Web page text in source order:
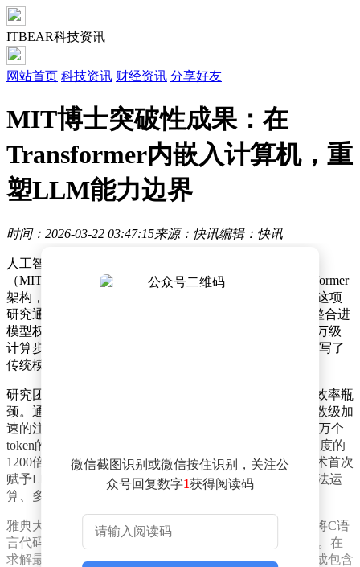
ITBEAR科技资讯
网站首页 科技资讯 财经资讯 分享好友
MIT博士突破性成果：在
Transformer内嵌入计算机，重
塑LLM能力边界
时间：2026-03-22 03:47:15来源：快讯编辑：快讯
人工智能领域迎来一项颠覆性突破：一位麻省理工学院
（MIT）博士带领团队成功将完整计算机系统嵌入Transformer
架构，使大语言模型（LLM）首次具备原生计算能力。这项
研究通过硬编码方式将WebAssembly（WASM）虚拟机整合进
模型权重，让AI无需调用外部工具即可在数秒内完成百万级
计算步骤，在求解复杂数独时实现100%准确率，彻底改写了
传统模型在数值计算领域的尴尬记录。
研究团队采用的创新解码路径突破了传统注意力机制的效率瓶
颈。通过限制二维注意力头的查询范围，他们开发出指数级加
速的注意力机制，使模型在CPU环境下达到每秒生成3.3万个
token的惊人速度——这一指标是MacBook M2 Pro解码速度的
1200倍。尽管实际计算速度仍不及专用处理器，但该技术首次
赋予LLM内在的确定性计算能力，使其能够自主完成乘法运
算、多步优化等传统弱项任务。
雅典大学副教授Christos Tzamos领导的Percepta团队通过将C语
言代码转化为token序列，使模型能够直接执行任意程序。在
求解最小成本完美匹配问题时，系统通过自回归方式生成包含
微信截图识别或微信按住识别，关注公
众号回复数字1获得阅读码